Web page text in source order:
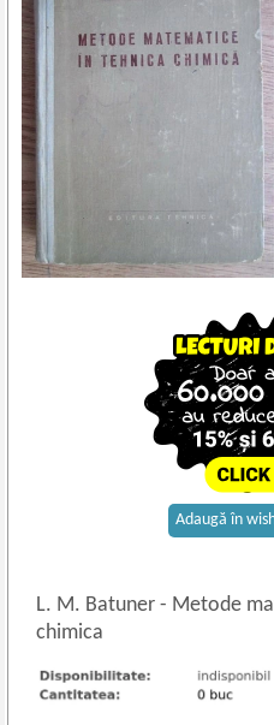
L. M. Batuner- Metode
chimica
Adaugă în